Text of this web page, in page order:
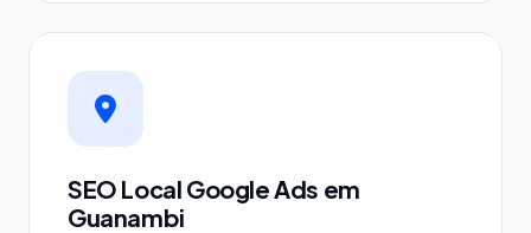
SEO Local Google Ads em
Guanambi